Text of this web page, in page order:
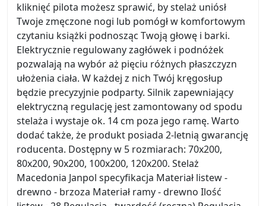
kliknięć pilota możesz sprawić, by stelaż uniósł
Twoje zmęczone nogi lub pomógł w komfortowym
czytaniu książki podnosząc Twoją głowę i barki.
Elektrycznie regulowany zagłówek i podnóżek
pozwalają na wybór aż pięciu różnych płaszczyzn
ułożenia ciała. W każdej z nich Twój kręgosłup
będzie precyzyjnie podparty. Silnik zapewniający
elektryczną regulację jest zamontowany od spodu
stelaża i wystaje ok. 14 cm poza jego ramę. Warto
dodać także, że produkt posiada 2-letnią gwarancję
roducenta. Dostępny w 5 rozmiarach: 70x200,
80x200, 90x200, 100x200, 120x200. Stelaż
Macedonia Janpol specyfikacja Materiał listew -
drewno - brzoza Materiał ramy - drewno Ilość